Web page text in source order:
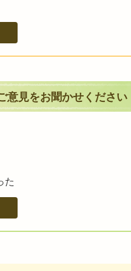
意見をお聞かせください
た